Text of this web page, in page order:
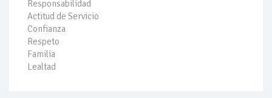
Responsabilidad
Actitud de Servicio
Confianza
Respeto
Familia
Lealtad